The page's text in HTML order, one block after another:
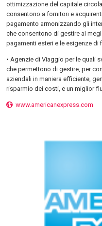
ottimizzazione del capitale
consentono a fornitori e
pagamento armonizzando gli
che consentono di gestire al
pagamenti esteri e le esigenze di
• Agenzie di Viaggio per le quali
che permettono di gestire, per
aziendali in maniera efficiente,
risparmio dei costi, e un miglior
www.americanexpress.com